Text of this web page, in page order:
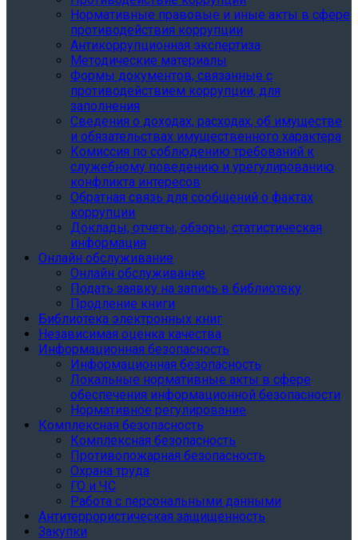
Нормативные правовые и иные акты в сфере
противодействия коррупции
Антикоррупционная экспертиза
Методические материалы
Формы документов, связанные с
противодействием коррупции, для
заполнения
Сведения о доходах, расходах, об имуществе
и обязательствах имущественного характера
Комиссия по соблюдению требований к
служебному поведению и урегулированию
конфликта интересов
Обратная связь для сообщений о фактах
коррупции
Доклады, отчеты, обзоры, статистическая
информация
Онлайн обслуживание
Онлайн обслуживание
Подать заявку на запись в библиотеку
Продление книги
Библиотека электронных книг
Независимая оценка качества
Информационная безопасность
Информационная безопасность
Локальные нормативные акты в сфере
обеспечения информационной безопасности
Нормативное регулирование
Комплексная безопасность
Комплексная безопасность
Противопожарная безопасность
Охрана труда
ГО и ЧС
Работа с персональными данными
Антитеррористическая защищенность
Закупки